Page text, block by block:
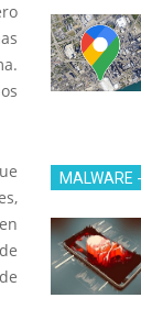
MALWARE